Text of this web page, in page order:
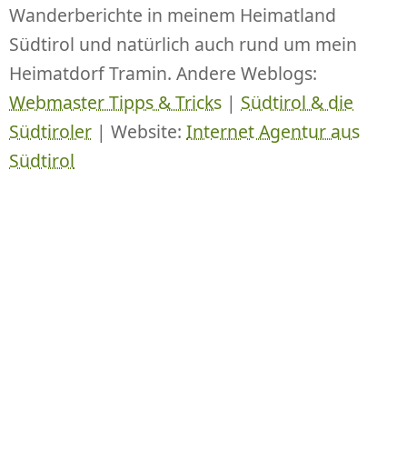
Wanderberichte in meinem Heimatland
Südtirol und natürlich auch rund um mein
Heimatdorf Tramin. Andere Weblogs:
Webmaster Tipps & Tricks | Südtirol & die
Südtiroler | Website: Internet Agentur aus
Südtirol